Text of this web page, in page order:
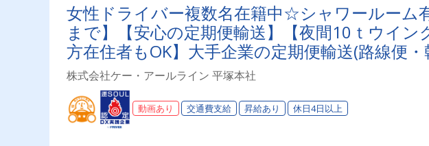
女性ドライバー複数名在籍中☆シャワールーム
まで】【安心の定期便輸送】【夜間10ｔウイン
方在住者もOK】大手企業の定期便輸送(路線便
るため、安心して働けます。カゴ車の積み込み
の負担は少ないです。
株式会社ケー・アールライン 平塚本社
動画あり 交通費支給 昇給あり 休日4日以上